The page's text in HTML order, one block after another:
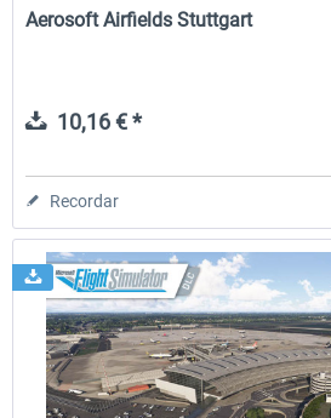
Aerosoft Airfields Stuttgart
10,16 € *
Recordar